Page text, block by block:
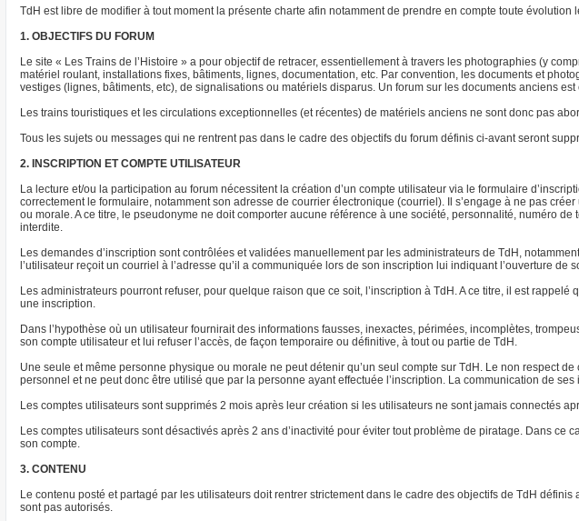
TdH est libre de modifier à tout moment la présente charte afin notamment de prendre en compte toute
1. OBJECTIFS DU FORUM
Le site « Les Trains de l’Histoire » a pour objectif de retracer, essentiellement à travers les photographies (y
matériel roulant, installations fixes, bâtiments, lignes, documentation, etc. Par convention, les documents et
vestiges (lignes, bâtiments, etc), de signalisations ou matériels disparus. Un forum sur les documents anciens
Les trains touristiques et les circulations exceptionnelles (et récentes) de matériels anciens ne sont donc pas
Tous les sujets ou messages qui ne rentrent pas dans le cadre des objectifs du forum définis ci-avant seront
2. INSCRIPTION ET COMPTE UTILISATEUR
La lecture et/ou la participation au forum nécessitent la création d’un compte utilisateur via le formulaire
correctement le formulaire, notamment son adresse de courrier électronique (courriel). Il s’engage à ne pas
ou morale. A ce titre, le pseudonyme ne doit comporter aucune référence à une société, personnalité, numéro
interdite.
Les demandes d’inscription sont contrôlées et validées manuellement par les administrateurs de TdH,
l’utilisateur reçoit un courriel à l’adresse qu’il a communiquée lors de son inscription lui indiquant l’ouverture de
Les administrateurs pourront refuser, pour quelque raison que ce soit, l’inscription à TdH. A ce titre, il est
une inscription.
Dans l’hypothèse où un utilisateur fournirait des informations fausses, inexactes, périmées, incomplètes,
son compte utilisateur et lui refuser l’accès, de façon temporaire ou définitive, à tout ou partie de TdH.
Une seule et même personne physique ou morale ne peut détenir qu’un seul compte sur TdH. Le non respect
personnel et ne peut donc être utilisé que par la personne ayant effectuée l’inscription. La communication de ses
Les comptes utilisateurs sont supprimés 2 mois après leur création si les utilisateurs ne sont jamais connectés
Les comptes utilisateurs sont désactivés après 2 ans d’inactivité pour éviter tout problème de piratage. Dans
son compte.
3. CONTENU
Le contenu posté et partagé par les utilisateurs doit rentrer strictement dans le cadre des objectifs de TdH
sont pas autorisés.